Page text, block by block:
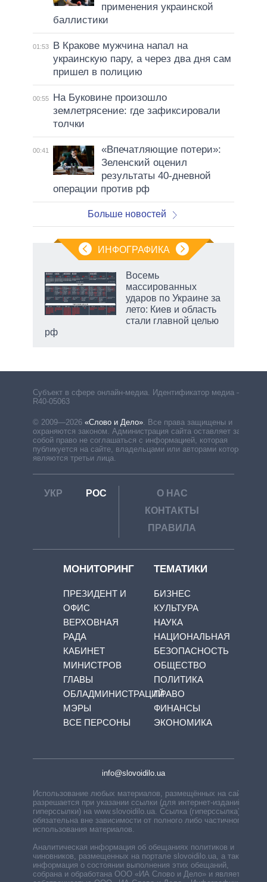
применения украинской
баллистики
01:53
В Кракове мужчина напал на
украинскую пару, а через два дня сам
пришел в полицию
00:55
На Буковине произошло
землетрясение: где зафиксировали
толчки
00:41
«Впечатляющие потери»:
Зеленский оценил
результаты 40-дневной
операции против рф
Больше новостей
ИНФОГРАФИКА
Восемь
массированных
ударов по Украине за
лето: Киев и область
стали главной целью
рф
Субъект в сфере онлайн-медиа. Идентификатор медиа –
R40-05063
© 2009—2026 «Слово и Дело» Все права защищены и
охраняются законом. Администрация сайта оставляет за
собой право не соглашаться с информацией, которая
публикуется на сайте, владельцами или авторами которой
являются третьи лица.
УКР РОС
О НАС
КОНТАКТЫ
ПРАВИЛА
МОНИТОРИНГ
ПРЕЗИДЕНТ И
ОФИС
ВЕРХОВНАЯ
РАДА
КАБИНЕТ
МИНИСТРОВ
ГЛАВЫ
ОБЛАДМИНИСТРАЦИЙ
МЭРЫ
ВСЕ ПЕРСОНЫ
ТЕМАТИКИ
БИЗНЕС
КУЛЬТУРА
НАУКА
НАЦИОНАЛЬНАЯ
БЕЗОПАСНОСТЬ
ОБЩЕСТВО
ПОЛИТИКА
ПРАВО
ФИНАНСЫ
ЭКОНОМИКА
info@slovoidilo.ua
Использование любых материалов, размещённых на сайте,
разрешается при указании ссылки (для интернет-изданий —
гиперссылки) на www.slovoidilo.ua. Ссылка (гиперссылка)
обязательна вне зависимости от полного либо частичного
использования материалов.
Аналитическая информация об обещаниях политиков и
чиновников, размещенных на портале slovoidilo.ua, а также
информация о состоянии выполнения этих обещаний,
собрана и обработана ООО «ИА Слово и Дело» и является